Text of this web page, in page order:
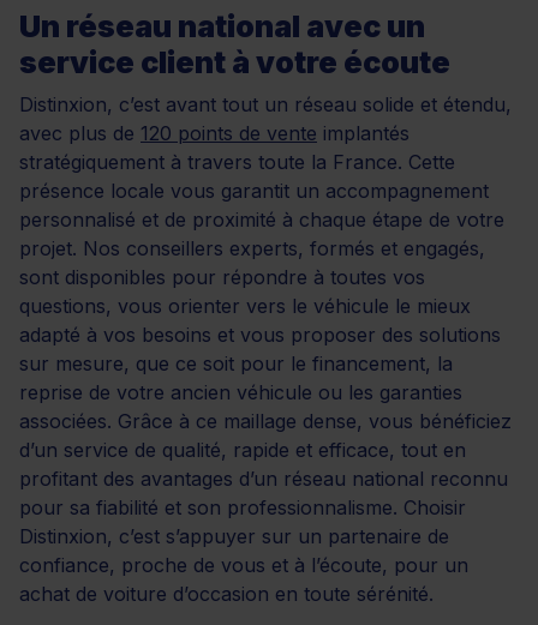
Un réseau national avec un
service client à votre écoute
Distinxion, c’est avant tout un réseau solide et étendu,
avec plus de 120 points de vente implantés
stratégiquement à travers toute la France. Cette
présence locale vous garantit un accompagnement
personnalisé et de proximité à chaque étape de votre
projet. Nos conseillers experts, formés et engagés,
sont disponibles pour répondre à toutes vos
questions, vous orienter vers le véhicule le mieux
adapté à vos besoins et vous proposer des solutions
sur mesure, que ce soit pour le financement, la
reprise de votre ancien véhicule ou les garanties
associées. Grâce à ce maillage dense, vous bénéficiez
d’un service de qualité, rapide et efficace, tout en
profitant des avantages d’un réseau national reconnu
pour sa fiabilité et son professionnalisme. Choisir
Distinxion, c’est s’appuyer sur un partenaire de
confiance, proche de vous et à l’écoute, pour un
achat de voiture d’occasion en toute sérénité.